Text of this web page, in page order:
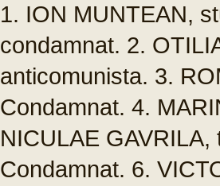
1. ION MUNTEAN,
condamnat. 2.
anticomunista. 3.
Condamnat. 4.
NICULAE
Condamnat. 6.